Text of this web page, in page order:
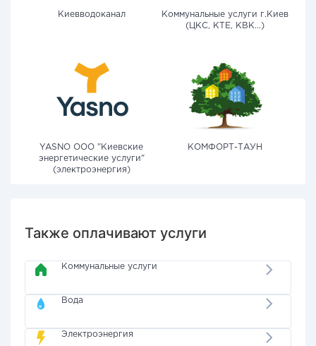
Киевводоканал
Коммунальные услуги г.Киев
(ЦКС, КТЕ, КВК...)
YASNO OOO "Киевские
энергетические услуги"
(электроэнергия)
КОМФОРТ-ТАУН
Также оплачивают услуги
Коммунальные услуги
Вода
Электроэнергия